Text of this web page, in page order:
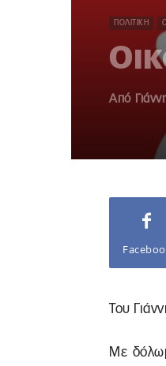
ΠΟΛΙΤΙΚΉ
Από
Του
Με